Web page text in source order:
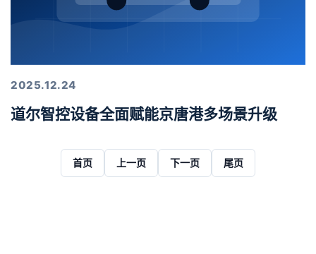
2025.12.24
道尔智控设备全面赋能京唐港多场景升级
首页 上一页 下一页 尾页